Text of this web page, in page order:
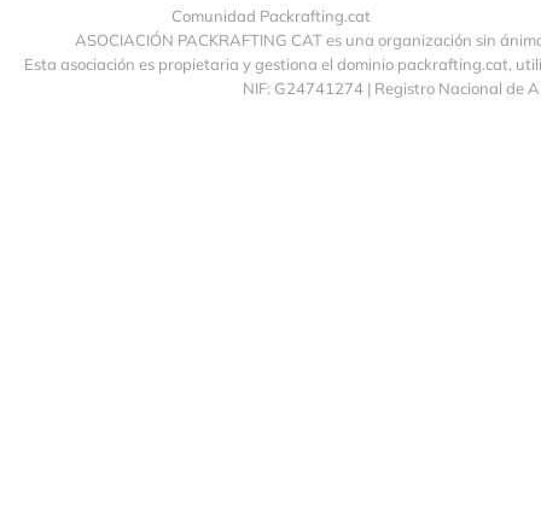
Comunidad Packrafting.cat
ASOCIACIÓN PACKRAFTING CAT es una organización sin
Esta asociación es propietaria y gestiona el dominio packrafting.cat,
NIF: G24741274 | Registro Nacional de